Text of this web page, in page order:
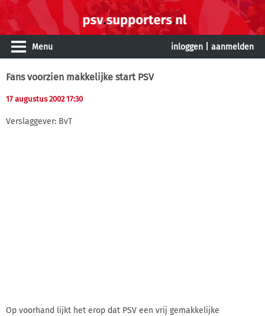
Menu inloggen aanmelden
Fans voorzien makkelijke start PSV
17 augustus 2002 17:30
Verslaggever: BvT
Op voorhand lijkt het erop dat PSV een vrij gemakkelijke